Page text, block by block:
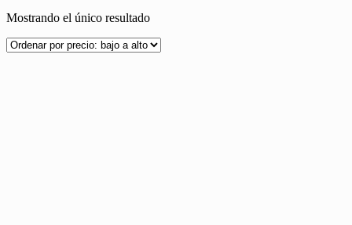
Mostrando el único resultado